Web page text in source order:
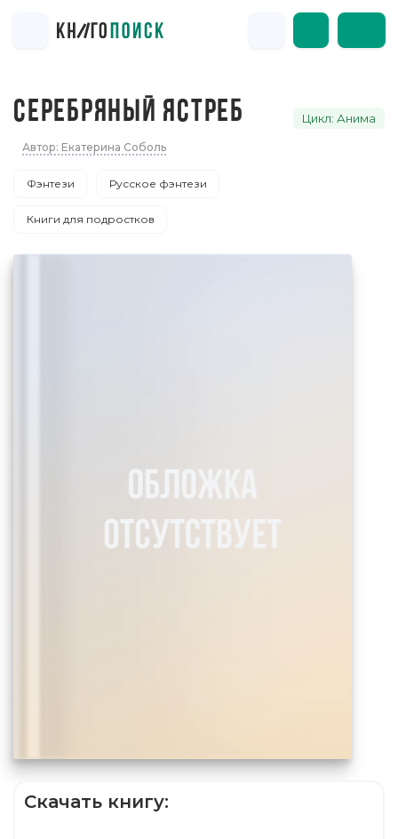
СЕРЕБРЯНЫЙ ЯСТРЕБ Цикл: Анима
Автор: Екатерина Соболь
Фэнтези Русское фэнтези
Книги для подростков
Скачать книгу: